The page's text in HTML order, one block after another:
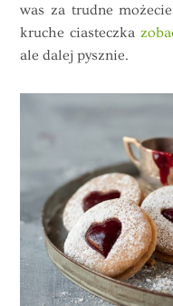
was za trudne
kruche ciasteczka
ale dalej pysznie.